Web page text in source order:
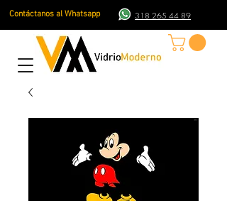
Contáctanos al Whatsapp 318 265 44 89